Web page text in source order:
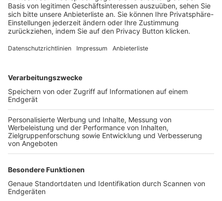
Login SpielPlus
FOLGE DEM BFV
TOP-VEREINE
TOP-PARTNER